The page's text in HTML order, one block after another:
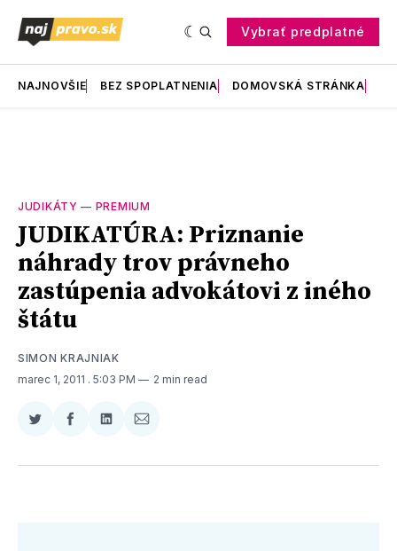
Vybrať predplatné
NAJNOVŠIE BEZ SPOPLATNENIA DOMOVSKÁ STRÁNKA
JUDIKÁTY — PREMIUM
JUDIKATÚRA: Priznanie
náhrady trov právneho
zastúpenia advokátovi z iného
štátu
SIMON KRAJNIAK
marec 1, 2011 . 5:03 PM 2 min read
Zdieľať
Twitter
Zdieľať
Facebooku
Zdieľať
LinkedIne
Zdieľať
E-